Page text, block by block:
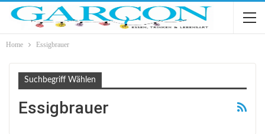
Home Essigbrauer
Suchbegriff Wählen
Essigbrauer